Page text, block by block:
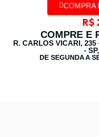
COMPRA
R$
COMPRE E
R. CARLOS VICARI,
-
DE SEGUNDA A